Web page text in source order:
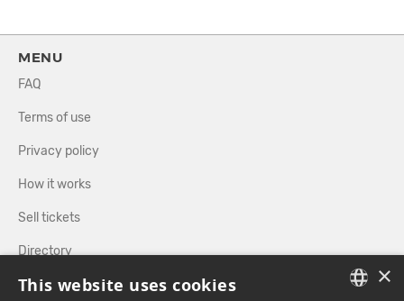
MENU
FAQ
Terms of use
Privacy policy
How it works
Sell tickets
Directory
×
This website uses cookies